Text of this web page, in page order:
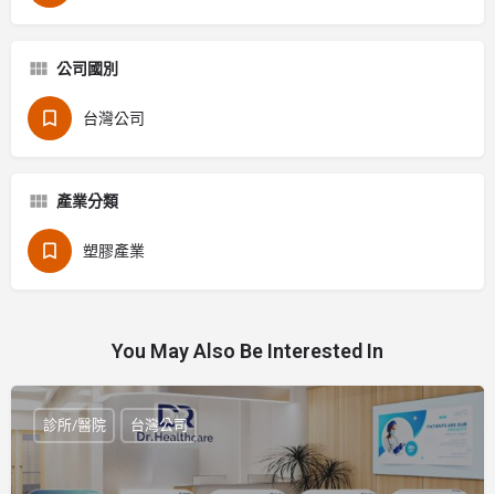
公司國別
台灣公司
產業分類
塑膠產業
You May Also Be Interested In
診所/醫院 台灣公司